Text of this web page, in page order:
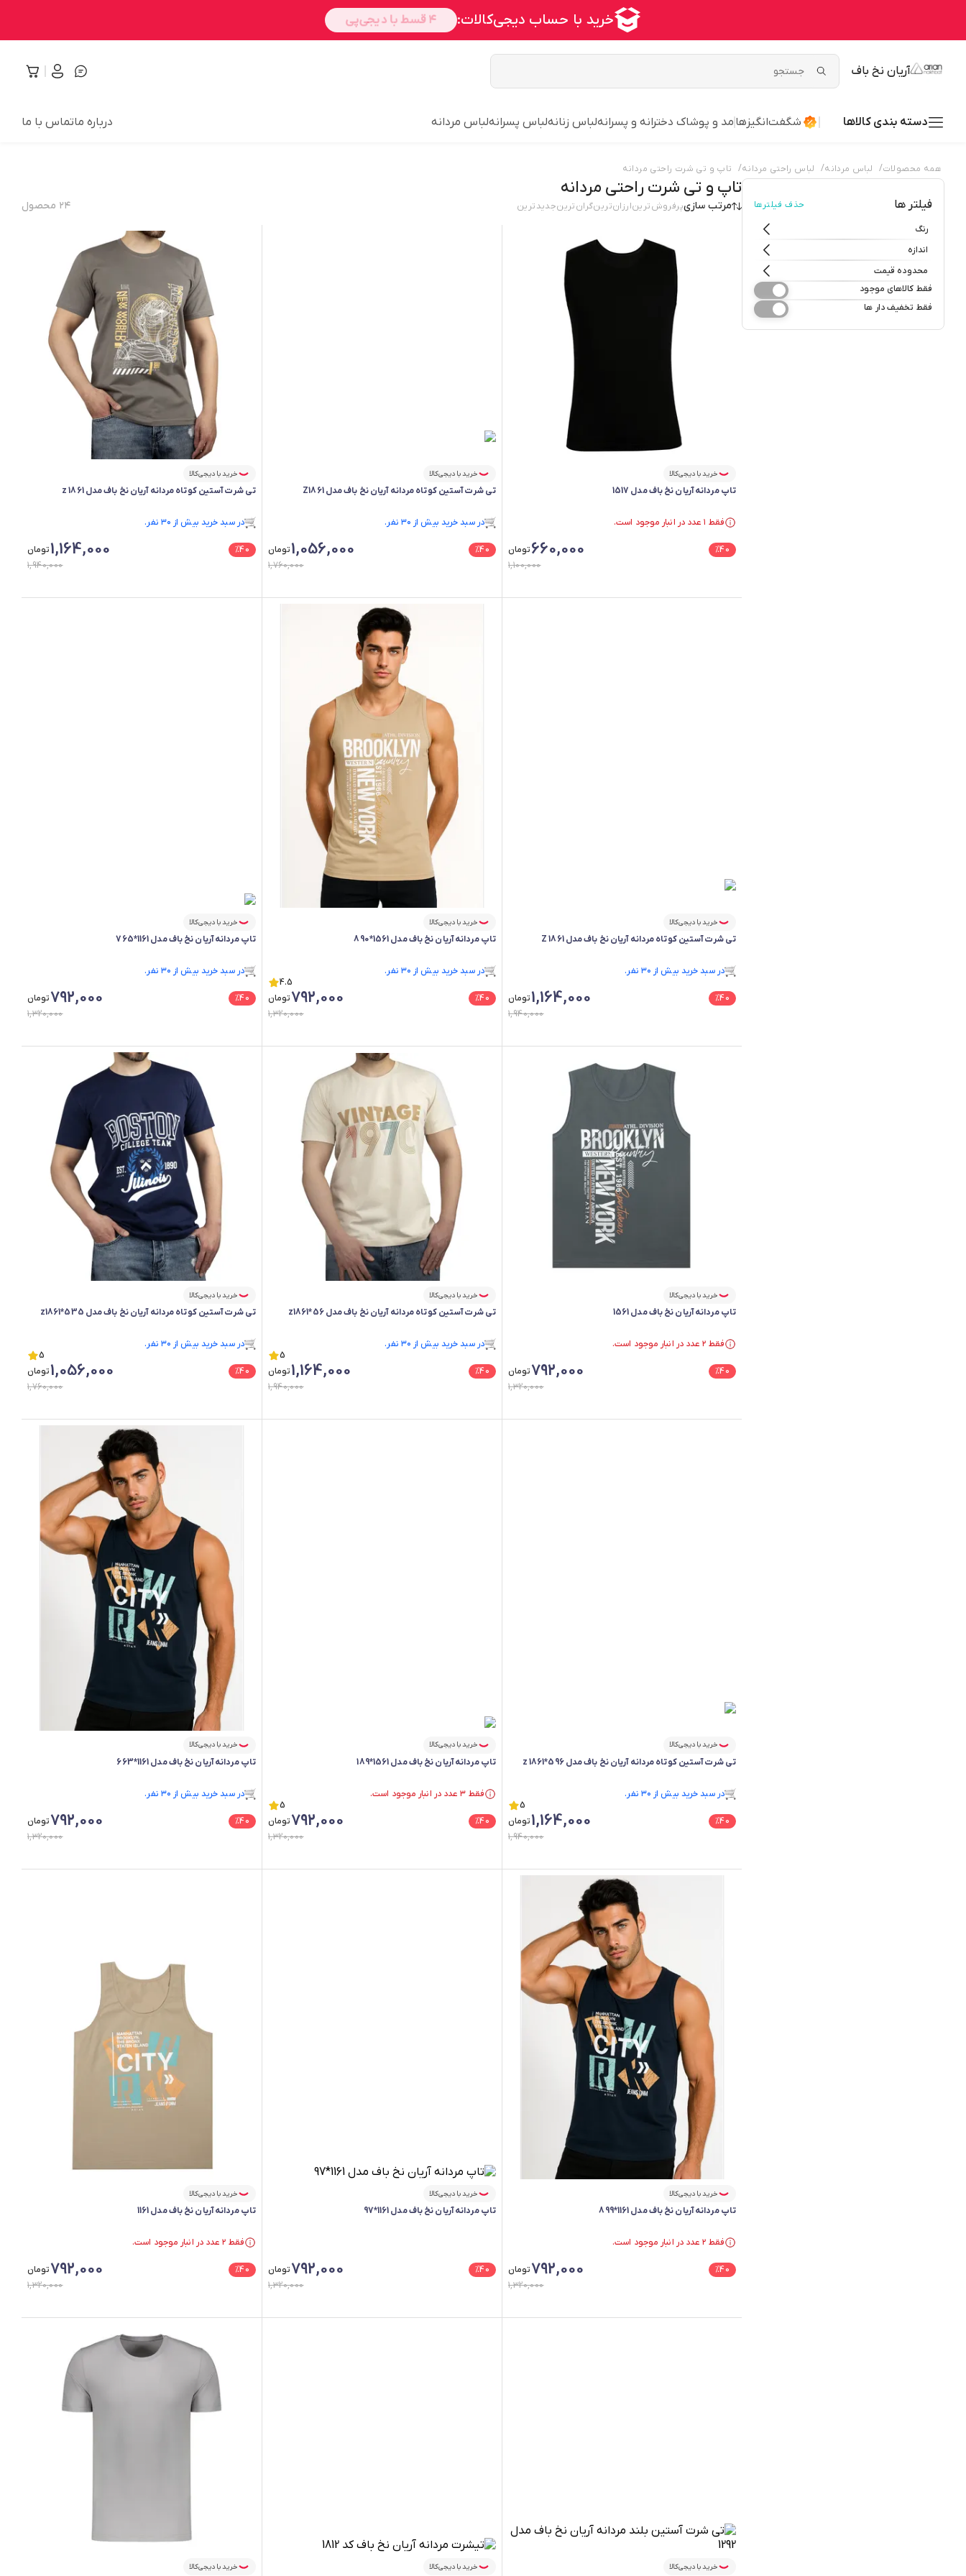
آریان نخ باف
دسته بندی کالاها شگفت‌انگیزها مد و پوشاک دخترانه و پسرانهلباس زنانهلباس پسرانهلباس مردانه درباره ماتماس با ما
همه محصولات/ لباس مردانه/ لباس راحتی مردانه/ تاپ و تی شرت راحتی مردانه
فیلتر ها حذف فیلترها
رنگ
اندازه
محدوده قیمت
فقط کالاهای موجود
فقط تخفیف دار ها
تاپ و تی شرت راحتی مردانه
مرتب سازیپرفروش‌ترینارزان‌ترینگران‌ترینجدید‌ترین ۲۴ محصول
خرید با دیجی‌کالا
تاپ مردانه آریان نخ باف مدل 1517
فقط ۱ عدد در انبار موجود است.
%40
660,000تومان
1,100,000
خرید با دیجی‌کالا
تی شرت آستین کوتاه مردانه آریان نخ باف مدل Z1861
در سبد خرید بیش از ۳۰ نفر.
%40
1,056,000تومان
1,760,000
خرید با دیجی‌کالا
تی شرت آستین کوتاه مردانه آریان نخ باف مدل z 1861
در سبد خرید بیش از ۳۰ نفر.
%40
1,164,000تومان
1,940,000
خرید با دیجی‌کالا
تی شرت آستین کوتاه مردانه آریان نخ باف مدل Z 1861
در سبد خرید بیش از ۳۰ نفر.
%40
1,164,000تومان
1,940,000
خرید با دیجی‌کالا
تاپ مردانه آریان نخ باف مدل 1561*890
در سبد خرید بیش از ۳۰ نفر.
4.5
%40
792,000تومان
1,320,000
خرید با دیجی‌کالا
تاپ مردانه آریان نخ باف مدل 1161*765
در سبد خرید بیش از ۳۰ نفر.
%40
792,000تومان
1,320,000
خرید با دیجی‌کالا
تاپ مردانه آریان نخ باف مدل 1561
فقط ۲ عدد در انبار موجود است.
%40
792,000تومان
1,320,000
خرید با دیجی‌کالا
تی شرت آستین کوتاه مردانه آریان نخ باف مدل z1861*56
در سبد خرید بیش از ۳۰ نفر.
5
%40
1,164,000تومان
1,940,000
خرید با دیجی‌کالا
تی شرت آستین کوتاه مردانه آریان نخ باف مدل z1861*535
در سبد خرید بیش از ۳۰ نفر.
5
%40
1,056,000تومان
1,760,000
خرید با دیجی‌کالا
تی شرت آستین کوتاه مردانه آریان نخ باف مدل z 1861*596
در سبد خرید بیش از ۳۰ نفر.
5
%40
1,164,000تومان
1,940,000
خرید با دیجی‌کالا
تاپ مردانه آریان نخ باف مدل 1561*189
فقط ۳ عدد در انبار موجود است.
5
%40
792,000تومان
1,320,000
خرید با دیجی‌کالا
تاپ مردانه آریان نخ باف مدل 1161*663
در سبد خرید بیش از ۳۰ نفر.
%40
792,000تومان
1,320,000
خرید با دیجی‌کالا
تاپ مردانه آریان نخ باف مدل 1161*899
فقط ۲ عدد در انبار موجود است.
%40
792,000تومان
1,320,000
خرید با دیجی‌کالا
تاپ مردانه آریان نخ باف مدل 1161*97
%40
792,000تومان
1,320,000
خرید با دیجی‌کالا
تاپ مردانه آریان نخ باف مدل 1161
فقط ۲ عدد در انبار موجود است.
%40
792,000تومان
1,320,000
خرید با دیجی‌کالا خرید با دیجی‌کالا خرید با دیجی‌کالا